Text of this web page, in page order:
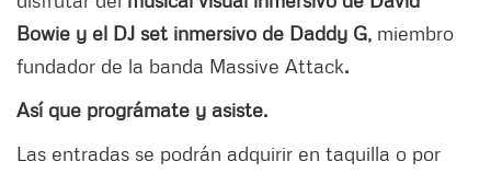
Bowie y el DJ set inmersivo de Daddy G, miembro
fundador de la banda Massive Attack.
Así que prográmate y asiste.
Las entradas se podrán adquirir en taquilla o por